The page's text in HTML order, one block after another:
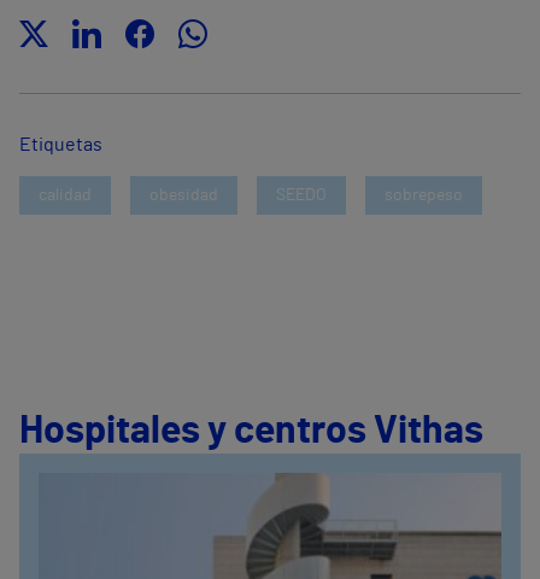
Etiquetas
calidad obesidad SEEDO sobrepeso
Hospitales y centros Vithas